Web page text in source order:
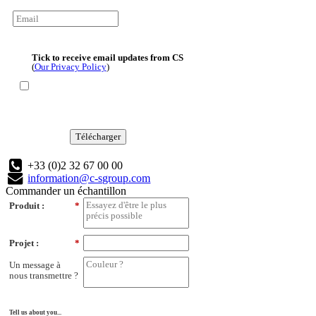
Tick to receive email updates from CS
(Our Privacy Policy)
Télécharger
+33 (0)2 32 67 00 00
information@c-sgroup.com
Commander un échantillon
*
Produit :
*
Projet :
Un message à
nous transmettre ?
Tell us about you...